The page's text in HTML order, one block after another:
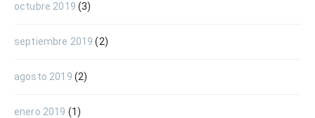
octubre 2019 (3)
septiembre 2019 (2)
agosto 2019 (2)
enero 2019 (1)